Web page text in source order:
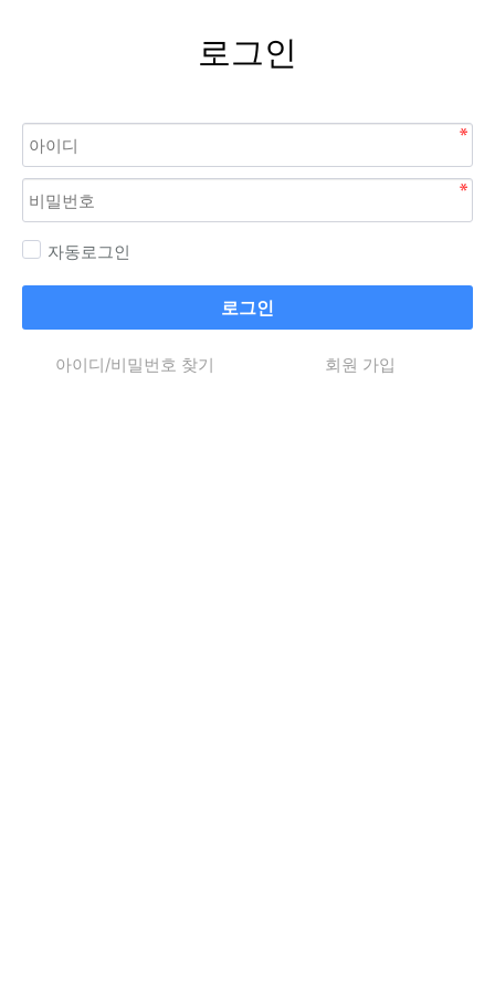
로그인
자동로그인
로그인
아이디/비밀번호 찾기 회원 가입